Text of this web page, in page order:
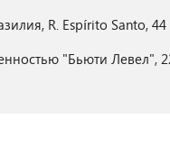
R. Espírito Santo,
"Бьюти Левел",